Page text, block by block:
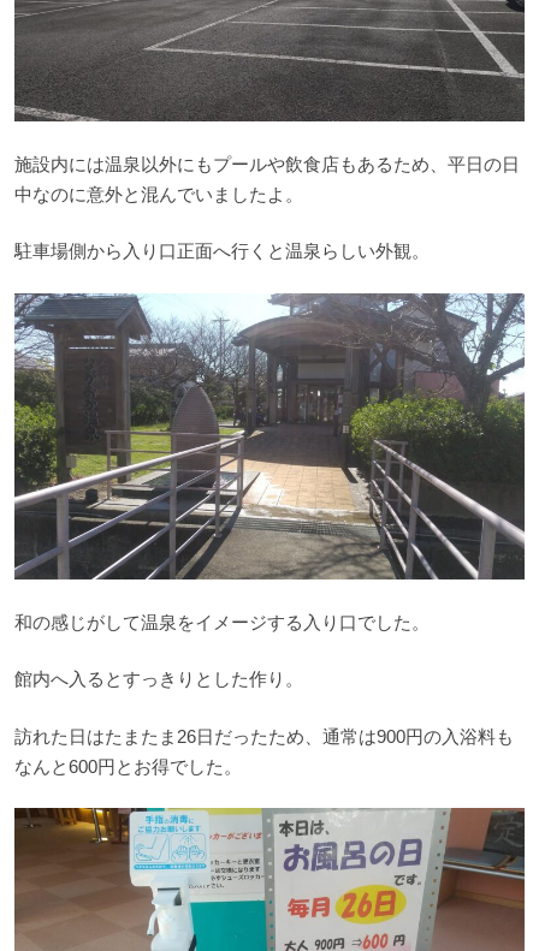
施設内には温泉以外にもプールや飲食店もあるため、平日の日
中なのに意外と混んでいましたよ。
駐車場側から入り口正面へ行くと温泉らしい外観。
和の感じがして温泉をイメージする入り口でした。
館内へ入るとすっきりとした作り。
訪れた日はたまたま26日だったため、通常は900円の入浴料も
なんと600円とお得でした。